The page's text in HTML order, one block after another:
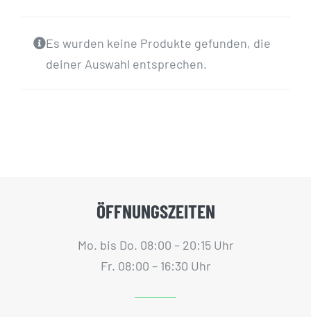
KONTAKT
Es wurden keine Produkte gefunden, die
deiner Auswahl entsprechen.
ÖFFNUNGSZEITEN
Mo. bis Do. 08:00 – 20:15 Uhr
Fr. 08:00 – 16:30 Uhr